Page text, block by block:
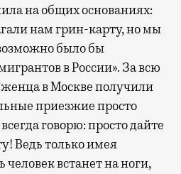
на общих основаниях:
нам грин-карту, но мы
было бы
в России». За всю
в Москве получили
приезжие просто
говорю: просто дайте
Ведь только имея
человек встанет на ноги,